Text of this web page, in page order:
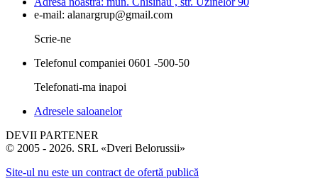
e-mail: alanargrup@gmail.com
Scrie-ne
Telefonul companiei 0601 -500-50
Telefonati-ma inapoi
Adresele saloanelor
DEVII PARTENER
© 2005 - 2026. SRL «Dveri Belorussii»
Site-ul nu este un contract de ofertă publică